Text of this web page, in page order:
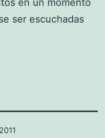
ser escuchadas